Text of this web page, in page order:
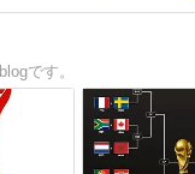
です。